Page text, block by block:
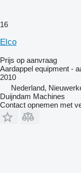
16
Elco
Prijs op aanvraag
Aardappel equipment -
2010
Nederland,
Duijndam Machines
Contact opnemen met